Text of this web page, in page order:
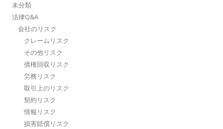
未分類
法律Q&A
会社のリスク
クレームリスク
その他リスク
債権回収リスク
労務リスク
取引上のリスク
契約リスク
情報リスク
損害賠償リスク